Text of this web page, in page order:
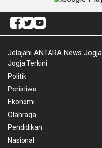
Jelajahi ANTARA News Jogja
Jogja Terkini
Politik
Peristiwa
Ekonomi
Olahraga
Pendidikan
Nasional